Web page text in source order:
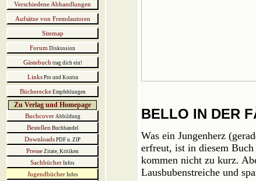
Verschiedene Abhandlungen
Aufsätze von Fremdautoren
Sitemap
Forum Diskussion
Gästebuchtrag dich ein!
LinksPro und Kontra
BüchereckeEmpfehlungen
Zu Verlag und Homepage
BuchcoverAbbildung
BestellenBuchhandel
Downloads PDF u. ZIP
Presse Zitate, Kritiken
Sachbücher Infos
JugendbücherInfos
BELLO IN DER
Was ein Jungenherz
erfreut, ist in diesem
kommen nicht zu kurz.
Lausbubenstreiche und